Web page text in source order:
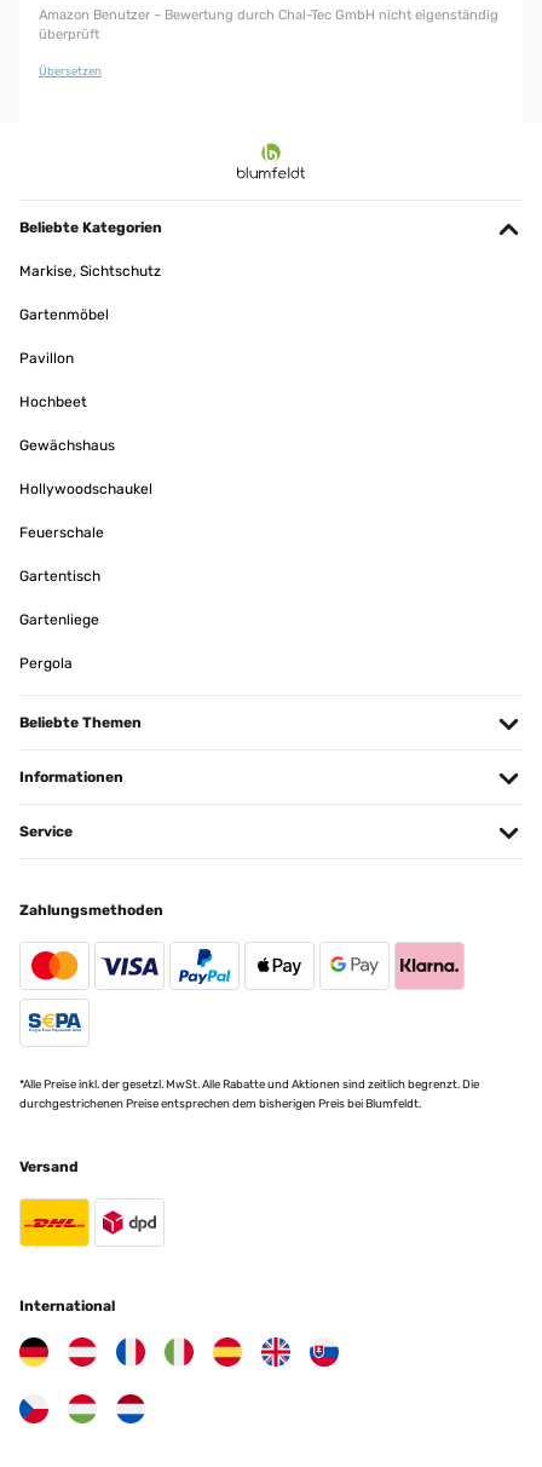
Amazon Benutzer – Bewertung durch Chal-Tec GmbH nicht eigenständig
überprüft
Übersetzen
Beliebte Kategorien
Markise, Sichtschutz
Gartenmöbel
Pavillon
Hochbeet
Gewächshaus
Hollywoodschaukel
Feuerschale
Gartentisch
Gartenliege
Pergola
Beliebte Themen
Informationen
Service
Zahlungsmethoden
*Alle Preise inkl. der gesetzl. MwSt. Alle Rabatte und Aktionen sind zeitlich begrenzt. Die
durchgestrichenen Preise entsprechen dem bisherigen Preis bei Blumfeldt.
Versand
International